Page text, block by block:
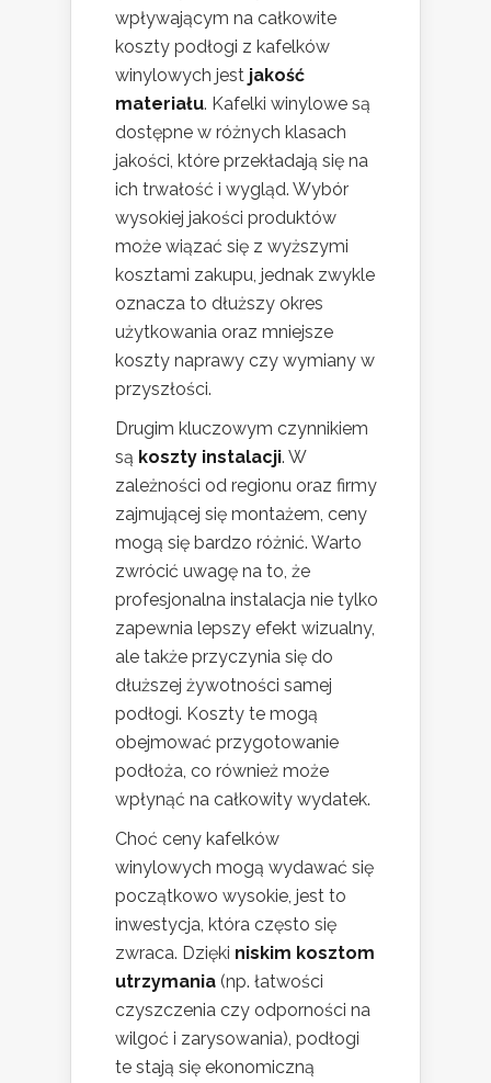
wpływającym na całkowite
koszty podłogi z kafelków
winylowych jest jakość
materiału. Kafelki winylowe są
dostępne w różnych klasach
jakości, które przekładają się na
ich trwałość i wygląd. Wybór
wysokiej jakości produktów
może wiązać się z wyższymi
kosztami zakupu, jednak zwykle
oznacza to dłuższy okres
użytkowania oraz mniejsze
koszty naprawy czy wymiany w
przyszłości.
Drugim kluczowym czynnikiem
są koszty instalacji. W
zależności od regionu oraz firmy
zajmującej się montażem, ceny
mogą się bardzo różnić. Warto
zwrócić uwagę na to, że
profesjonalna instalacja nie tylko
zapewnia lepszy efekt wizualny,
ale także przyczynia się do
dłuższej żywotności samej
podłogi. Koszty te mogą
obejmować przygotowanie
podłoża, co również może
wpłynąć na całkowity wydatek.
Choć ceny kafelków
winylowych mogą wydawać się
początkowo wysokie, jest to
inwestycja, która często się
zwraca. Dzięki niskim kosztom
utrzymania (np. łatwości
czyszczenia czy odporności na
wilgoć i zarysowania), podłogi
te stają się ekonomiczną